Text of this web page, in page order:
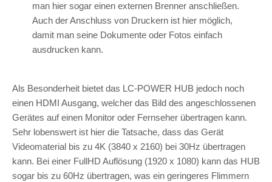
man hier sogar einen externen Brenner anschließen.
Auch der Anschluss von Druckern ist hier möglich,
damit man seine Dokumente oder Fotos einfach
ausdrucken kann.
Als Besonderheit bietet das LC-POWER HUB jedoch noch
einen HDMI Ausgang, welcher das Bild des angeschlossenen
Gerätes auf einen Monitor oder Fernseher übertragen kann.
Sehr lobenswert ist hier die Tatsache, dass das Gerät
Videomaterial bis zu 4K (3840 x 2160) bei 30Hz übertragen
kann. Bei einer FullHD Auflösung (1920 x 1080) kann das HUB
sogar bis zu 60Hz übertragen, was ein geringeres Flimmern